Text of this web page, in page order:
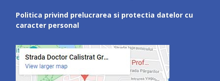
Politica privind prelucrarea si protectia datelor cu
caracter personal